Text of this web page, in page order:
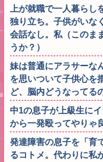
上が就職で一人暮ら
独り立ち。子供がいな
会話なし。私（このま
うか？）
妹は普通にアラサーな
を思いついて子供心を
ど、脳内どうなってる
中1の息子が上級生に
から一発殴ってやりゃ
発達障害の息子を「育
るコトメ。代わりに私